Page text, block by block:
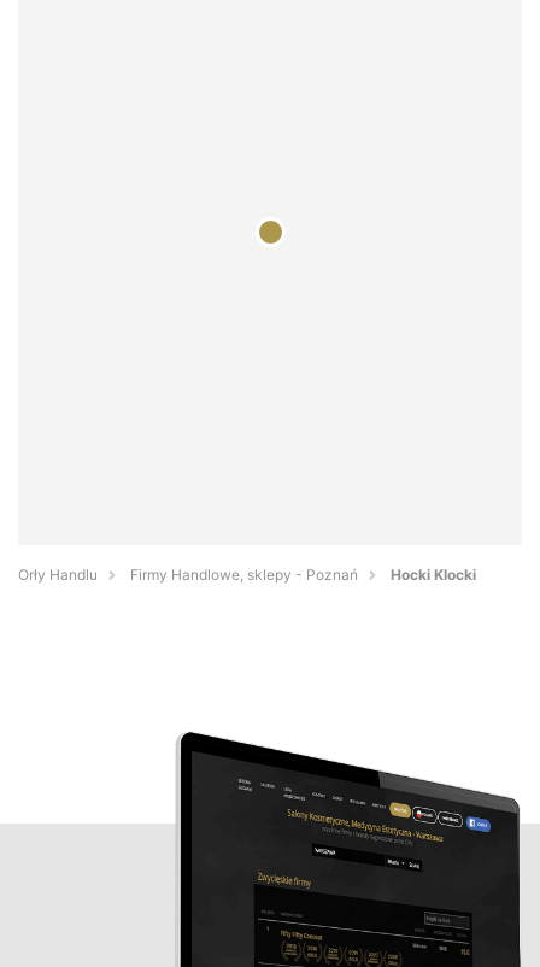
Orły Handlu Firmy Handlowe, sklepy - Poznań Hocki Klocki